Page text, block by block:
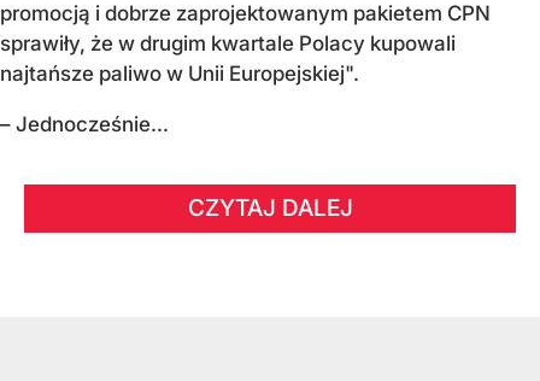
promocją i dobrze zaprojektowanym pakietem CPN
sprawiły, że w drugim kwartale Polacy kupowali
najtańsze paliwo w Unii Europejskiej".
– Jednocześnie...
CZYTAJ DALEJ